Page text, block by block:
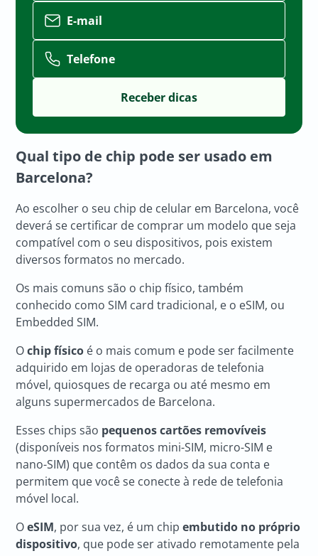
E-mail
Telefone
Qual tipo de chip pode ser usado em
Barcelona?
Ao escolher o seu chip de celular em Barcelona, você
deverá se certificar de comprar um modelo que seja
compatível com o seu dispositivos, pois existem
diversos formatos no mercado.
Os mais comuns são o chip físico, também
conhecido como SIM card tradicional, e o eSIM, ou
Embedded SIM.
Ochip físico é o mais comum e pode ser facilmente
adquirido em lojas de operadoras de telefonia
móvel, quiosques de recarga ou até mesmo em
alguns supermercados de Barcelona.
Esses chips são pequenos cartões removíveis
(disponíveis nos formatos mini-SIM, micro-SIM e
nano-SIM) que contêm os dados da sua conta e
permitem que você se conecte à rede de telefonia
móvel local.
OeSIM, por sua vez, é um chipembutido no próprio
dispositivo, que pode ser ativado remotamente pela